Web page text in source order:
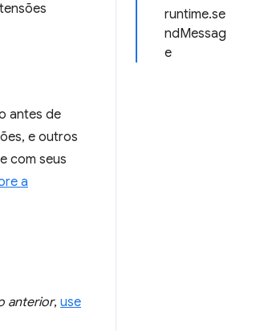
runtime.se
ndMessag
e
antes de
e outros
com seus
a
anterior, use